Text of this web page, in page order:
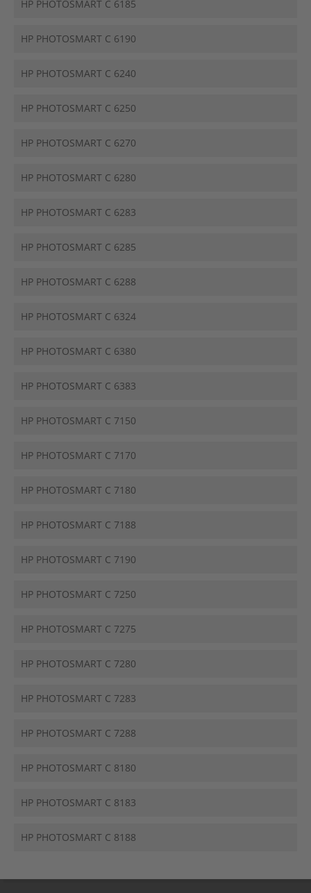
HP PHOTOSMART C 6185
HP PHOTOSMART C 6190
HP PHOTOSMART C 6240
HP PHOTOSMART C 6250
HP PHOTOSMART C 6270
HP PHOTOSMART C 6280
HP PHOTOSMART C 6283
HP PHOTOSMART C 6285
HP PHOTOSMART C 6288
HP PHOTOSMART C 6324
HP PHOTOSMART C 6380
HP PHOTOSMART C 6383
HP PHOTOSMART C 7150
HP PHOTOSMART C 7170
HP PHOTOSMART C 7180
HP PHOTOSMART C 7188
HP PHOTOSMART C 7190
HP PHOTOSMART C 7250
HP PHOTOSMART C 7275
HP PHOTOSMART C 7280
HP PHOTOSMART C 7283
HP PHOTOSMART C 7288
HP PHOTOSMART C 8180
HP PHOTOSMART C 8183
HP PHOTOSMART C 8188